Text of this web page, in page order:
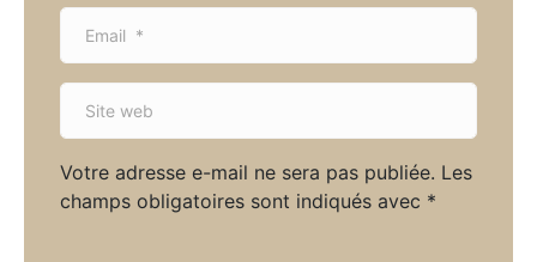
Votre adresse e-mail ne sera pas publiée. Les
champs obligatoires sont indiqués avec *
*
E
a
l
*
S
e
w